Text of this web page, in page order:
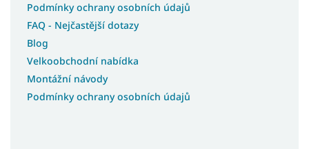
Podmínky ochrany osobních údajů
FAQ - Nejčastější dotazy
Blog
Velkoobchodní nabídka
Montážní návody
Podmínky ochrany osobních údajů